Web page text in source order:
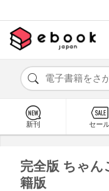
新刊 セー
完全版 ちゃん
籍版